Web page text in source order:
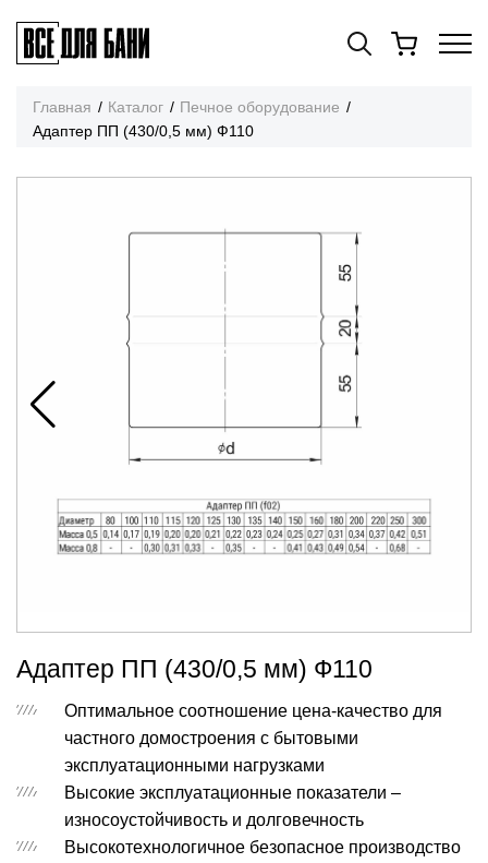
Главная Каталог
Печное оборудование
Адаптер ПП (430/0,5 мм) Ф110
Адаптер ПП (430/0,5 мм) Ф110
Оптимальное соотношение цена-качество для
частного домостроения с бытовыми
эксплуатационными нагрузками
Высокие эксплуатационные показатели –
износоустойчивость и долговечность
Высокотехнологичное безопасное производство